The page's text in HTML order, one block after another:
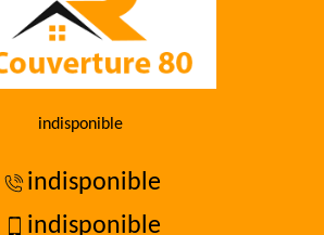
indisponible
indisponible
indisponible